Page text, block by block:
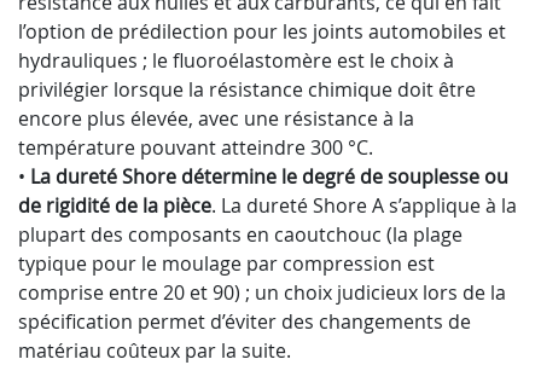
l’option de prédilection pour les joints automobiles et
hydrauliques ; le fluoroélastomère est le choix à
privilégier lorsque la résistance chimique doit être
encore plus élevée, avec une résistance à la
température pouvant atteindre 300 °C.
• La dureté Shore détermine le degré de souplesse ou
de rigidité de la pièce. La dureté Shore A s’applique à la
plupart des composants en caoutchouc (la plage
typique pour le moulage par compression est
comprise entre 20 et 90) ; un choix judicieux lors de la
spécification permet d’éviter des changements de
matériau coûteux par la suite.